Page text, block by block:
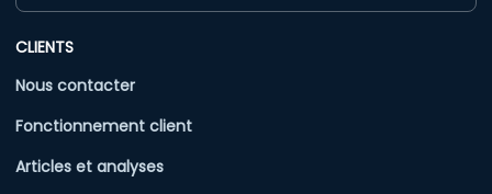
CLIENTS
Nous contacter
Fonctionnement client
Articles et analyses